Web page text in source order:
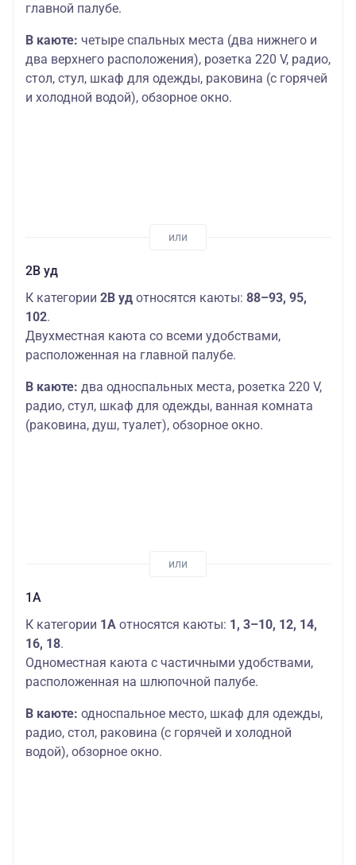
главной палубе.
В каюте: четыре спальных места (два нижнего и
два верхнего расположения), розетка 220 V, радио,
стол, стул, шкаф для одежды, раковина (с горячей
и холодной водой), обзорное окно.
2В уд
К категории 2В уд относятся каюты: 88–93, 95,
102.
Двухместная каюта со всеми удобствами,
расположенная на главной палубе.
В каюте: два односпальных места, розетка 220 V,
радио, стул, шкаф для одежды, ванная комната
(раковина, душ, туалет), обзорное окно.
1А
К категории 1А относятся каюты: 1, 3–10, 12, 14,
16, 18.
Одноместная каюта с частичными удобствами,
расположенная на шлюпочной палубе.
В каюте: односпальное место, шкаф для одежды,
радио, стол, раковина (с горячей и холодной
водой), обзорное окно.